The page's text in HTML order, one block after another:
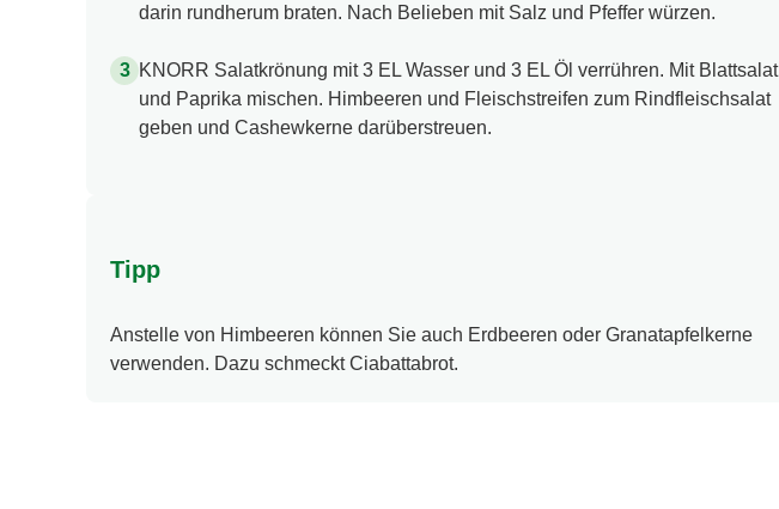
darin rundherum braten. Nach Belieben mit Salz und Pfeffer würzen.
KNORR Salatkrönung mit 3 EL Wasser und 3 EL Öl verrühren. Mit Blattsalat
und Paprika mischen. Himbeeren und Fleischstreifen zum Rindfleischsalat
geben und Cashewkerne darüberstreuen.
Tipp
Anstelle von Himbeeren können Sie auch Erdbeeren oder Granatapfelkerne
verwenden. Dazu schmeckt Ciabattabrot.